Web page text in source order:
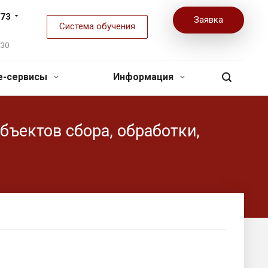
Система обучения
Заявка
сервисы Информация
сбора, обработки,